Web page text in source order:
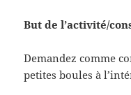
But de l’activité/
Demandez comme
petites boules à